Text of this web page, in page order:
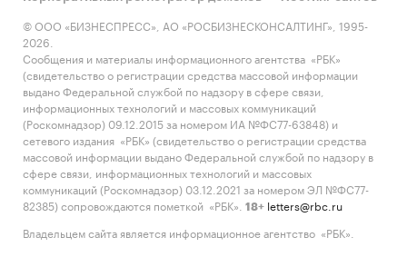
© ООО «БИЗНЕСПРЕСС», АО «РОСБИЗНЕСКОНСАЛТИНГ», 1995-
2026.
Сообщения и материалы информационного агентства «РБК»
(свидетельство о регистрации средства массовой информации
выдано Федеральной службой по надзору в сфере связи,
информационных технологий и массовых коммуникаций
(Роскомнадзор) 09.12.2015 за номером ИА №ФС77-63848) и
сетевого издания «РБК» (свидетельство о регистрации средства
массовой информации выдано Федеральной службой по надзору в
сфере связи, информационных технологий и массовых
коммуникаций (Роскомнадзор) 03.12.2021 за номером ЭЛ №ФС77-
82385) сопровождаются пометкой «РБК».
18+ letters@rbc.ru
Владельцем сайта является информационное агентство «РБК».